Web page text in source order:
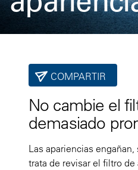
COMPARTIR
No cambie el
demasiado
Las apariencias
trata de revisar el filtro